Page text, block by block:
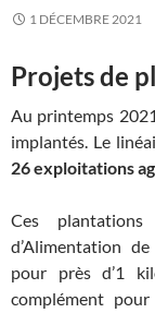
1 DÉCEMBRE 2021
Projets de
Au printemps
implantés. Le
26 exploitations
Ces
d’Alimentation
pour près d’1
complément